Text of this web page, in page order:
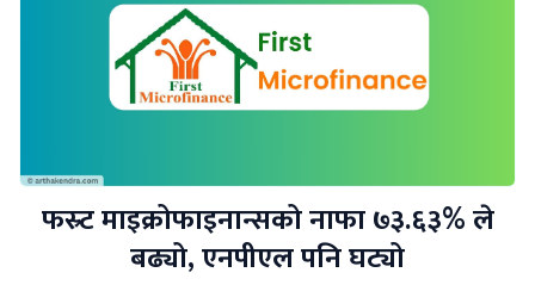
फस्र्ट माइक्रोफाइनान्सको नाफा ७३.६३% ले
बढ्यो, एनपीएल पनि घट्यो